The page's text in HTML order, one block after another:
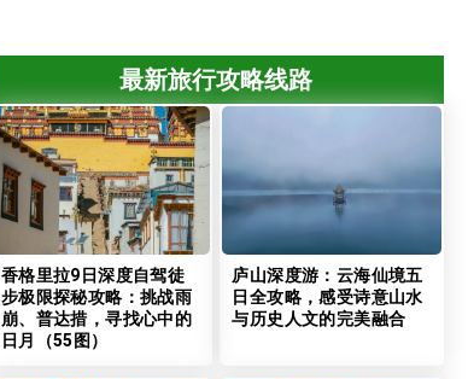
最新旅行攻略线路
香格里拉9日深度自驾徒
步极限探秘攻略：挑战雨
崩、普达措，寻找心中的
日月（55图）
庐山深度游：云海仙境五
日全攻略，感受诗意山水
与历史人文的完美融合